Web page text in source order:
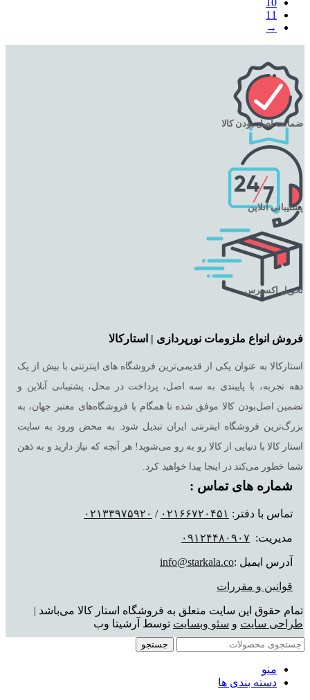
10
11
→
ضمانت اصل بودن کالا
پشتیبانی آنلاین
تحویل اکسپرس
فروش انواع ملزومات نورپردازی | استارکالا
استارکالا به عنوان یکی از قدیمی‌ترین فروشگاه های اینترنتی با بیش از یک
دهه تجربه، با پایبندی به سه اصل، پرداخت در محل، پشتیبانی آنلاین و
تضمین اصل‌بودن کالا موفق شده تا همگام با فروشگاه‌های معتبر جهان، به
بزرگ‌ترین فروشگاه اینترنتی ایران تبدیل شود. به محض ورود به سایت
استار کالا با دنیایی از کالا رو به رو می‌شوید! هر آنچه که نیاز دارید و به ذهن
شما خطور می‌کند در اینجا پیدا خواهید کرد.
شماره های تماس :
تماس با دفتر: ٠٢١۶۶٧٢٠۴۵١ / ٠٢١٣٣٩٧۵٩٢٠
مدیریت: ٠٩١٢۴۴٨٠٩٠٧
آدرس ایمیل :info@starkala.co
قوانین و مقررات
تمام حقوق این سایت متعلق به فروشگاه استار کالا می‌باشد |
طراحی سایت و سئو وبسایت توسط آرشیتا وب
جستجو
منو
دسته بندی ها